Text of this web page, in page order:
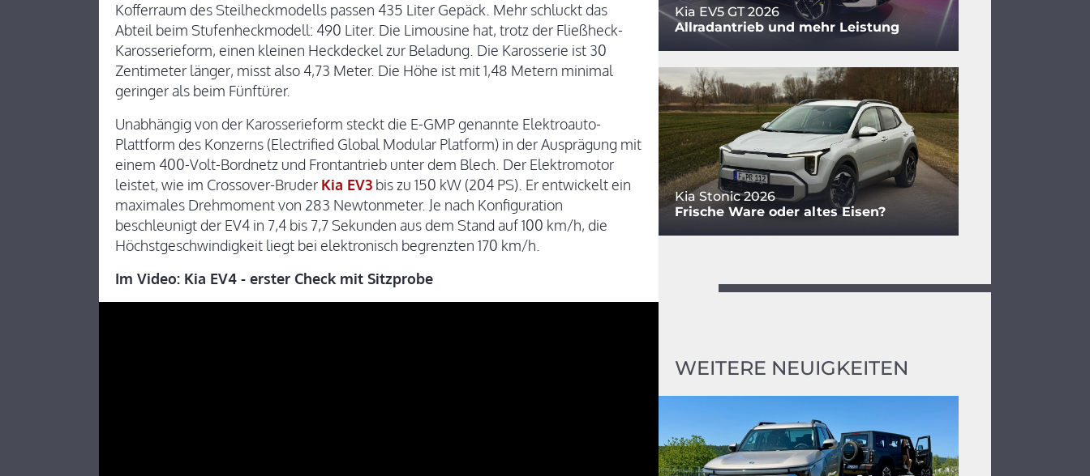
Kofferraum des Steilheckmodells passen 435 Liter Gepäck. Mehr schluckt das
Abteil beim Stufenheckmodell: 490 Liter. Die Limousine hat, trotz der Fließheck-
Karosserieform, einen kleinen Heckdeckel zur Beladung. Die Karosserie ist 30
Zentimeter länger, misst also 4,73 Meter. Die Höhe ist mit 1,48 Metern minimal
geringer als beim Fünftürer.
Unabhängig von der Karosserieform steckt die E-GMP genannte Elektroauto-
Plattform des Konzerns (Electrified Global Modular Platform) in der Ausprägung mit
einem 400-Volt-Bordnetz und Frontantrieb unter dem Blech. Der Elektromotor
leistet, wie im Crossover-Bruder Kia EV3 bis zu 150 kW (204 PS). Er entwickelt ein
maximales Drehmoment von 283 Newtonmeter. Je nach Konfiguration
beschleunigt der EV4 in 7,4 bis 7,7 Sekunden aus dem Stand auf 100 km/h, die
Höchstgeschwindigkeit liegt bei elektronisch begrenzten 170 km/h.
Im Video: Kia EV4 - erster Check mit Sitzprobe
Kia EV5 GT 2026
Allradantrieb und mehr Leistung
Kia Stonic 2026
Frische Ware oder altes Eisen?
WEITERE NEUIGKEITEN